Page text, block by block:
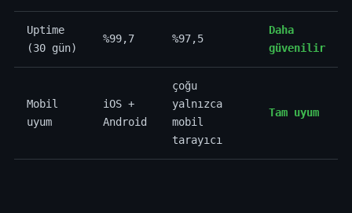
Uptime
(30 gün)
%99,7 %97,5
Daha
güvenilir
Mobil
uyum
iOS +
Android
çoğu
yalnızca
mobil
tarayıcı
Tam uyum